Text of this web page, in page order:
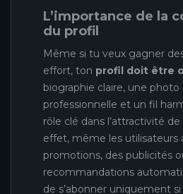
L’importance de la
du profil
Même si tu veux gagner
effort, ton profil doit être
biographie claire, une photo
professionnelle et un fil
rôle clé dans l’attractivité
effet, même les utilisateurs
promotions, des publicités
recommandations
de s’abonner uniquement